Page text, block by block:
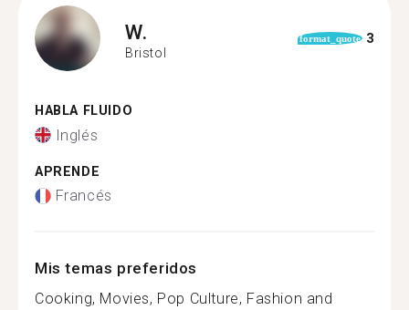
W.
Bristol
format_quote 3
HABLA FLUIDO
Inglés
APRENDE
Francés
Mis temas preferidos
Cooking, Movies, Pop Culture, Fashion and